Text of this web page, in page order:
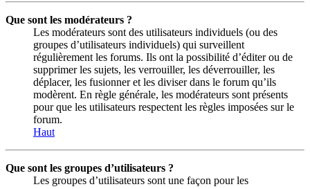
Que sont les modérateurs ?
Les modérateurs sont des utilisateurs individuels (ou des
groupes d’utilisateurs individuels) qui surveillent
régulièrement les forums. Ils ont la possibilité d’éditer ou de
supprimer les sujets, les verrouiller, les déverrouiller, les
déplacer, les fusionner et les diviser dans le forum qu’ils
modèrent. En règle générale, les modérateurs sont présents
pour que les utilisateurs respectent les règles imposées sur le
forum.
Haut
Que sont les groupes d’utilisateurs ?
Les groupes d’utilisateurs sont une façon pour les